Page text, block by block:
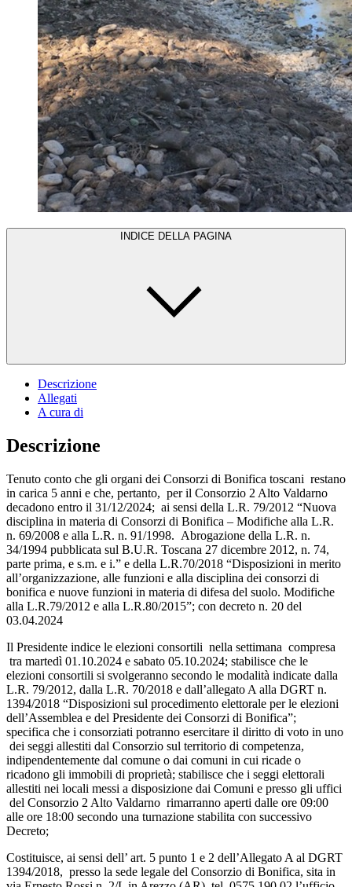
INDICE DELLA PAGINA
Descrizione
Allegati
A cura di
Descrizione
Tenuto conto che gli organi dei Consorzi di Bonifica toscani restano
in carica 5 anni e che, pertanto, per il Consorzio 2 Alto Valdarno
decadono entro il 31/12/2024; ai sensi della L.R. 79/2012 “Nuova
disciplina in materia di Consorzi di Bonifica – Modifiche alla L.R.
n. 69/2008 e alla L.R. n. 91/1998. Abrogazione della L.R. n.
34/1994 pubblicata sul B.U.R. Toscana 27 dicembre 2012, n. 74,
parte prima, e s.m. e i.” e della L.R.70/2018 “Disposizioni in merito
all’organizzazione, alle funzioni e alla disciplina dei consorzi di
bonifica e nuove funzioni in materia di difesa del suolo. Modifiche
alla L.R.79/2012 e alla L.R.80/2015”; con decreto n. 20 del
03.04.2024
Il Presidente indice le elezioni consortili nella settimana compresa
tra martedì 01.10.2024 e sabato 05.10.2024; stabilisce che le
elezioni consortili si svolgeranno secondo le modalità indicate dalla
L.R. 79/2012, dalla L.R. 70/2018 e dall’allegato A alla DGRT n.
1394/2018 “Disposizioni sul procedimento elettorale per le elezioni
dell’Assemblea e del Presidente dei Consorzi di Bonifica”;
specifica che i consorziati potranno esercitare il diritto di voto in uno
dei seggi allestiti dal Consorzio sul territorio di competenza,
indipendentemente dal comune o dai comuni in cui ricade o
ricadono gli immobili di proprietà; stabilisce che i seggi elettorali
allestiti nei locali messi a disposizione dai Comuni e presso gli uffici
del Consorzio 2 Alto Valdarno rimarranno aperti dalle ore 09:00
alle ore 18:00 secondo una turnazione stabilita con successivo
Decreto;
Costituisce, ai sensi dell’ art. 5 punto 1 e 2 dell’Allegato A al DGRT
1394/2018, presso la sede legale del Consorzio di Bonifica, sita in